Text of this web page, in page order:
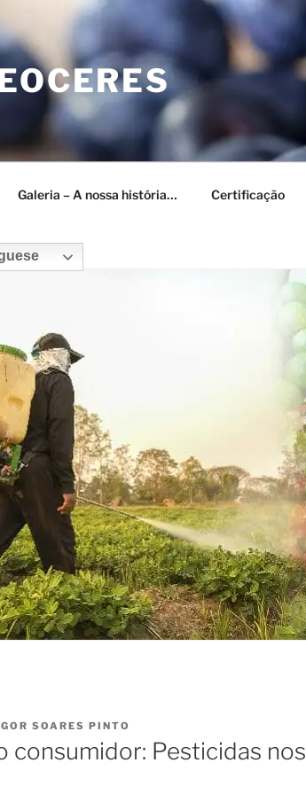
Galeria – A nossa história… Certificação
SOARES PINTO
consumidor: Pesticidas nos